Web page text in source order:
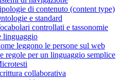
di contenuto (content type)
e standard
controllati e tassonomie
linguaggio
leggono le persone sul web
regole per un linguaggio semplice
collaborativa